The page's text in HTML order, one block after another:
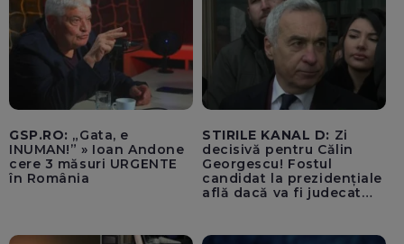
GSP.RO: „Gata, e
INUMAN!” » Ioan Andone
cere 3 măsuri URGENTE
în România
STIRILE KANAL D: Zi
decisivă pentru Călin
Georgescu! Fostul
candidat la prezidențiale
află dacă va fi judecat